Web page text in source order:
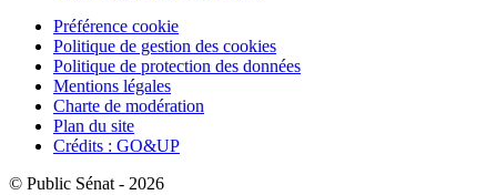
Préférence cookie
Politique de gestion des cookies
Politique de protection des données
Mentions légales
Charte de modération
Plan du site
Crédits : GO&UP
© Public Sénat - 2026